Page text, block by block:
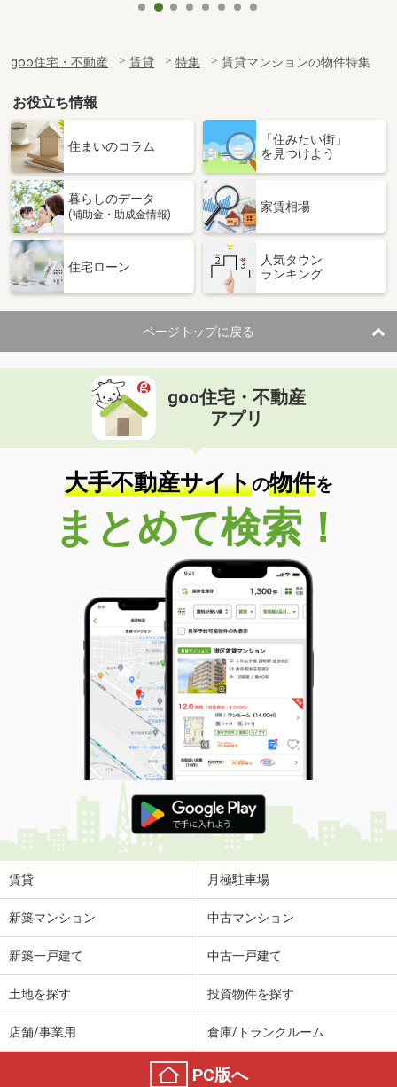
goo住宅・不動産 賃貸 特集 賃貸マンションの物件特集
お役立ち情報
住まいのコラム
「住みたい街」
を見つけよう
暮らしのデータ
(補助金・助成金情報)
家賃相場
住宅ローン
人気タウン
ランキング
ページトップに戻る
goo住宅・不動産
アプリ
大手不動産サイトの物件を
まとめて検索！
賃貸 月極駐車場
新築マンション 中古マンション
新築一戸建て 中古一戸建て
土地を探す 投資物件を探す
店舗/事業用 倉庫/トランクルーム
PC版へ